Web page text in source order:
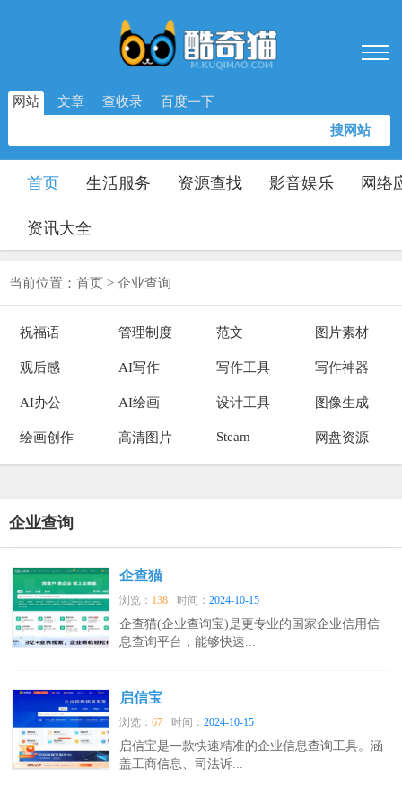
网站 文章 查收录 百度一下
搜网站
首页 生活服务 资源查找 影音娱乐 网络
资讯大全
当前位置： 首页 > 企业查询
祝福语 管理制度 范文 图片素材
观后感 AI写作 写作工具 写作神器
AI办公 AI绘画 设计工具 图像生成
绘画创作 高清图片 Steam 网盘资源
企业查询
企查猫
浏览： 138 时间：2024-10-15
企查猫(企业查询宝)是更专业的国家企业信用信
息查询平台，能够快速...
启信宝
浏览：67 时间：2024-10-15
启信宝是一款快速精准的企业信息查询工具。涵
盖工商信息、司法诉...